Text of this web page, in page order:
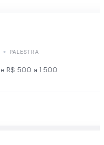
PALESTRA
R$ 500 a 1.500